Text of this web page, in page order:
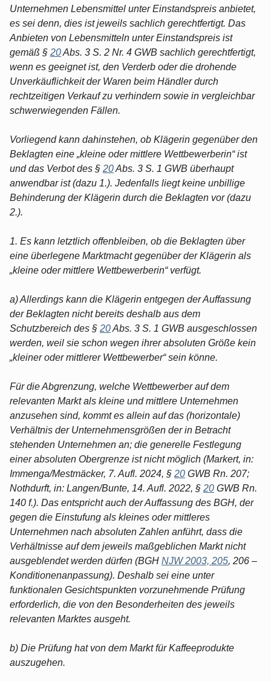
Unternehmen Lebensmittel unter Einstandspreis anbietet,
es sei denn, dies ist jeweils sachlich gerechtfertigt. Das
Anbieten von Lebensmitteln unter Einstandspreis ist
gemäß § 20Abs. 3 S. 2 Nr. 4 GWB sachlich gerechtfertigt,
wenn es geeignet ist, den Verderb oder die drohende
Unverkäuflichkeit der Waren beim Händler durch
rechtzeitigen Verkauf zu verhindern sowie in vergleichbar
schwerwiegenden Fällen.
Vorliegend kann dahinstehen, ob Klägerin gegenüber den
Beklagten eine „kleine oder mittlere Wettbewerberin“ ist
und das Verbot des § 20Abs. 3 S. 1 GWB überhaupt
anwendbar ist (dazu 1.). Jedenfalls liegt keine unbillige
Behinderung der Klägerin durch die Beklagten vor (dazu
2.).
1. Es kann letztlich offenbleiben, ob die Beklagten über
eine überlegene Marktmacht gegenüber der Klägerin als
„kleine oder mittlere Wettbewerberin“ verfügt.
a) Allerdings kann die Klägerin entgegen der Auffassung
der Beklagten nicht bereits deshalb aus dem
Schutzbereich des § 20Abs. 3 S. 1 GWB ausgeschlossen
werden, weil sie schon wegen ihrer absoluten Größe kein
„kleiner oder mittlerer Wettbewerber“ sein könne.
Für die Abgrenzung, welche Wettbewerber auf dem
relevanten Markt als kleine und mittlere Unternehmen
anzusehen sind, kommt es allein auf das (horizontale)
Verhältnis der Unternehmensgrößen der in Betracht
stehenden Unternehmen an; die generelle Festlegung
einer absoluten Obergrenze ist nicht möglich (Markert, in:
Immenga/Mestmäcker, 7. Aufl. 2024, § 20 GWB Rn. 207;
Nothdurft, in: Langen/Bunte, 14. Aufl. 2022, § 20 GWB Rn.
140 f.). Das entspricht auch der Auffassung des BGH, der
gegen die Einstufung als kleines oder mittleres
Unternehmen nach absoluten Zahlen anführt, dass die
Verhältnisse auf dem jeweils maßgeblichen Markt nicht
ausgeblendet werden dürfen (BGH NJW 2003, 205, 206 –
Konditionenanpassung). Deshalb sei eine unter
funktionalen Gesichtspunkten vorzunehmende Prüfung
erforderlich, die von den Besonderheiten des jeweils
relevanten Marktes ausgeht.
b) Die Prüfung hat von dem Markt für Kaffeeprodukte
auszugehen.